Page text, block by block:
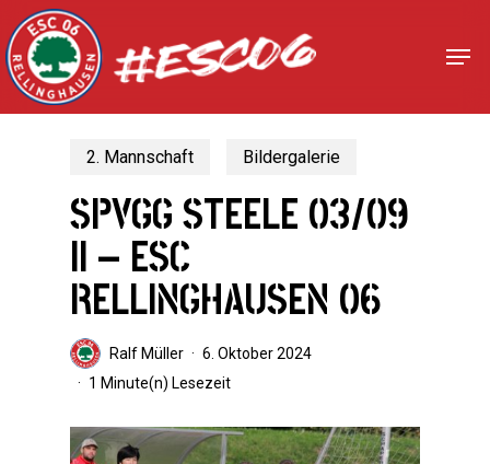
Skip
to
main
content
2. Mannschaft Bildergalerie
SPVGG STEELE 03/09
II – ESC
RELLINGHAUSEN 06
Ralf Müller
6. Oktober 2024
1 Minute(n) Lesezeit
Close